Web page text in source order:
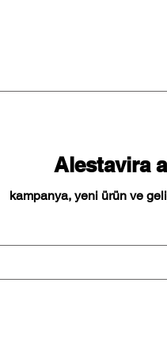
Alestavira
kampanya, yeni ürün ve